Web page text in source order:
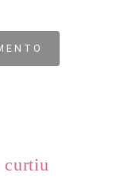
curtiu